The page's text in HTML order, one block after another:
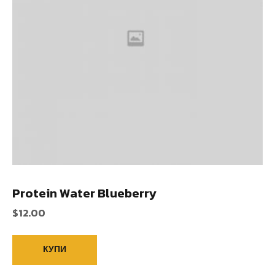
Protein Water Blueberry
$12.00
КУПИ